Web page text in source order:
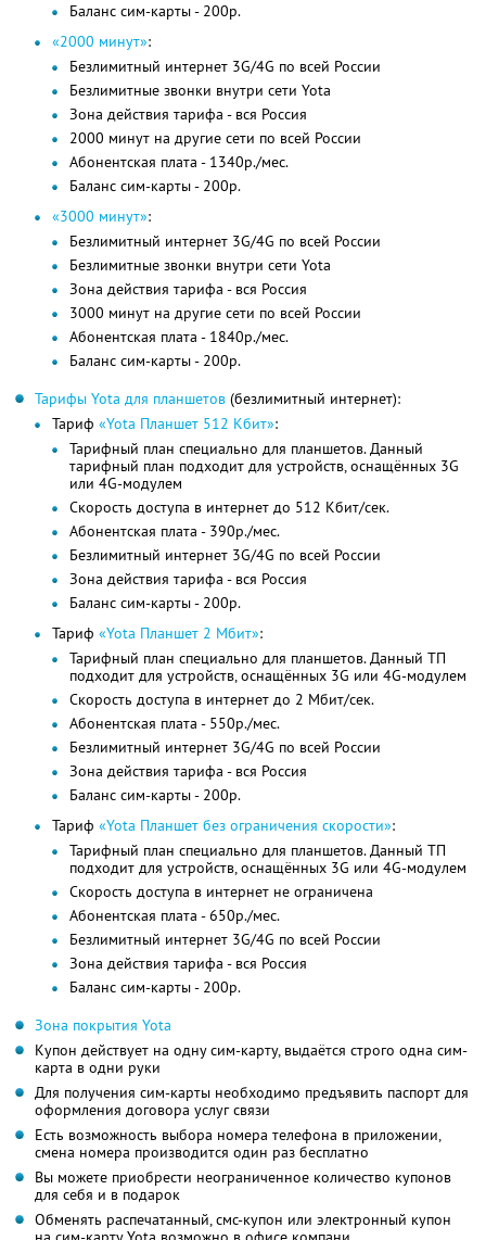
Баланс сим-карты - 200р.
«2000 минут»:
Безлимитный интернет 3G/4G по всей России
Безлимитные звонки внутри сети Yota
Зона действия тарифа - вся Россия
2000 минут на другие сети по всей России
Абонентская плата - 1340р./мес.
Баланс сим-карты - 200р.
«3000 минут»:
Безлимитный интернет 3G/4G по всей России
Безлимитные звонки внутри сети Yota
Зона действия тарифа - вся Россия
3000 минут на другие сети по всей России
Абонентская плата - 1840р./мес.
Баланс сим-карты - 200р.
Тарифы Yota для планшетов (безлимитный интернет):
Тариф «Yota Планшет 512 Кбит»:
Тарифный план специально для планшетов. Данный
тарифный план подходит для устройств, оснащённых 3G
или 4G-модулем
Скорость доступа в интернет до 512 Кбит/сек.
Абонентская плата - 390р./мес.
Безлимитный интернет 3G/4G по всей России
Зона действия тарифа - вся Россия
Баланс сим-карты - 200р.
Тариф «Yota Планшет 2 Мбит»:
Тарифный план специально для планшетов. Данный ТП
подходит для устройств, оснащённых 3G или 4G-модулем
Скорость доступа в интернет до 2 Мбит/сек.
Абонентская плата - 550р./мес.
Безлимитный интернет 3G/4G по всей России
Зона действия тарифа - вся Россия
Баланс сим-карты - 200р.
Тариф «Yota Планшет без ограничения скорости»:
Тарифный план специально для планшетов. Данный ТП
подходит для устройств, оснащённых 3G или 4G-модулем
Скорость доступа в интернет не ограничена
Абонентская плата - 650р./мес.
Безлимитный интернет 3G/4G по всей России
Зона действия тарифа - вся Россия
Баланс сим-карты - 200р.
Зона покрытия Yota
Купон действует на одну сим-карту, выдаётся строго одна сим-
карта в одни руки
Для получения сим-карты необходимо предъявить паспорт для
оформления договора услуг связи
Есть возможность выбора номера телефона в приложении,
смена номера производится один раз бесплатно
Вы можете приобрести неограниченное количество купонов
для себя и в подарок
Обменять распечатанный, смс-купон или электронный купон